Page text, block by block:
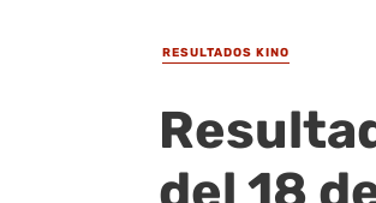
RESULTADOS KINO